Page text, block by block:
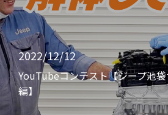
2022/12/12
YouTubeコンテスト【ジープ池
編】